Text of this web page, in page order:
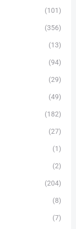
(101)
(356)
(13)
(94)
(29)
(49)
(182)
(27)
(1)
(2)
(204)
(8)
(7)